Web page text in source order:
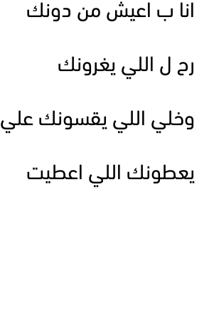
انا ب اعيش من دونك
رح ل اللي يغرونك
وخلي اللي يقسونك علي
يعطونك اللي اعطيت